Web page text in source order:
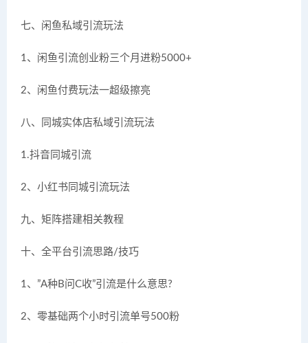
七、闲鱼私域引流玩法
1、闲鱼引流创业粉三个月进粉5000+
2、闲鱼付费玩法一超级擦亮
八、同城实体店私域引流玩法
1.抖音同城引流
2、小红书同城引流玩法
九、矩阵搭建相关教程
十、全平台引流思路/技巧
1、”A种B问C收”引流是什么意思?
2、零基础两个小时引流单号500粉